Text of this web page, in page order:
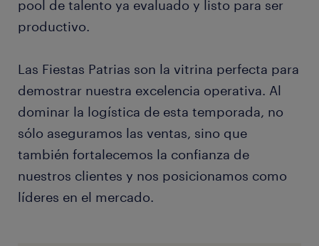
pool de talento ya evaluado y listo para ser
productivo.
Las Fiestas Patrias son la vitrina perfecta para
demostrar nuestra excelencia operativa. Al
dominar la logística de esta temporada, no
sólo aseguramos las ventas, sino que
también fortalecemos la confianza de
nuestros clientes y nos posicionamos como
líderes en el mercado.